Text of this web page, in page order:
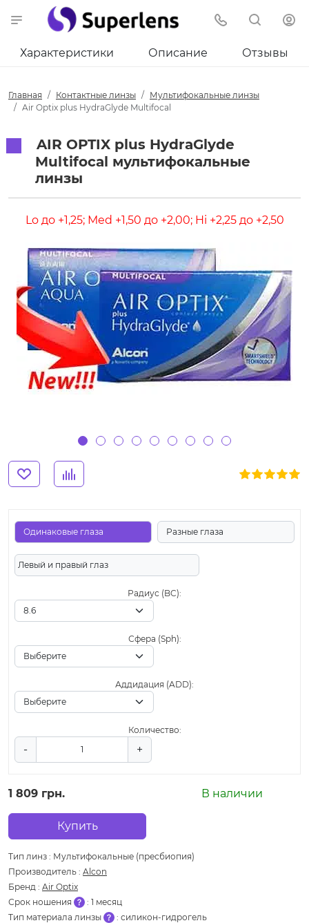
Характеристики Описание Отзывы
Главная Контактные линзы
Мультифокальные линзы
Air Optix plus HydraGlyde Multifocal
AIR OPTIX plus HydraGlyde
Multifocal мультифокальные
линзы
Lo до +1,25; Med +1,50 до +2,00; Hi +2,25 до +2,50
Одинаковые глаза Разные глаза
Левый и правый глаз
Радиус (BC):
Сфера (Sph):
Аддидация (ADD):
Количество:
- +
1 809 грн. В наличии
Купить
Тип линз : Мультифокальные (пресбиопия)
Производитель : Alcon
Бренд : Air Optix
Срок ношения
: 1 месяц
Тип материала линзы
: силикон-гидрогель